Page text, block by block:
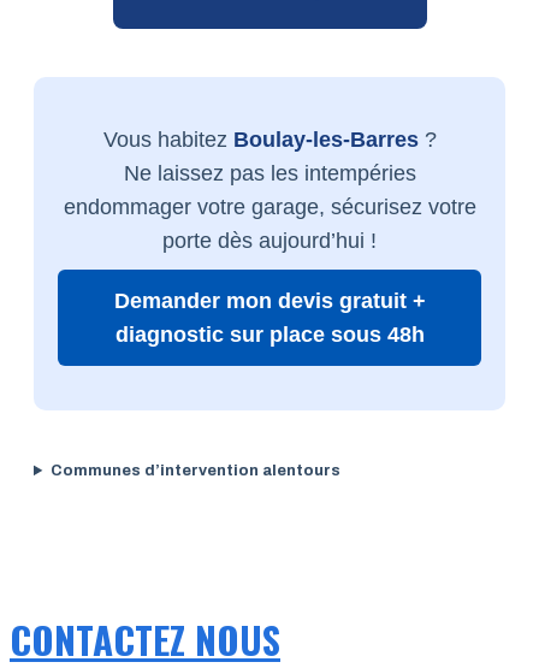
Vous habitez Boulay-les-Barres?
Ne laissez pas les intempéries
endommager votre garage, sécurisez votre
porte dès aujourd’hui !
Demander mon devis gratuit +
diagnostic sur place sous 48h
Communes d’intervention alentours
CONTACTEZ NOUS